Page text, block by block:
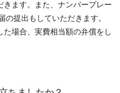
きます。また、ナンバープレー
の提出もしていただきます。
た場合、実費相当額の弁償をし